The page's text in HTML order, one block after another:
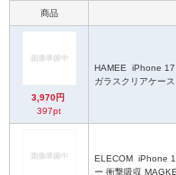
商品
3,970円
397pt
HAMEE
ガラスクリアケース
ELECOM
ー 衝撃吸収